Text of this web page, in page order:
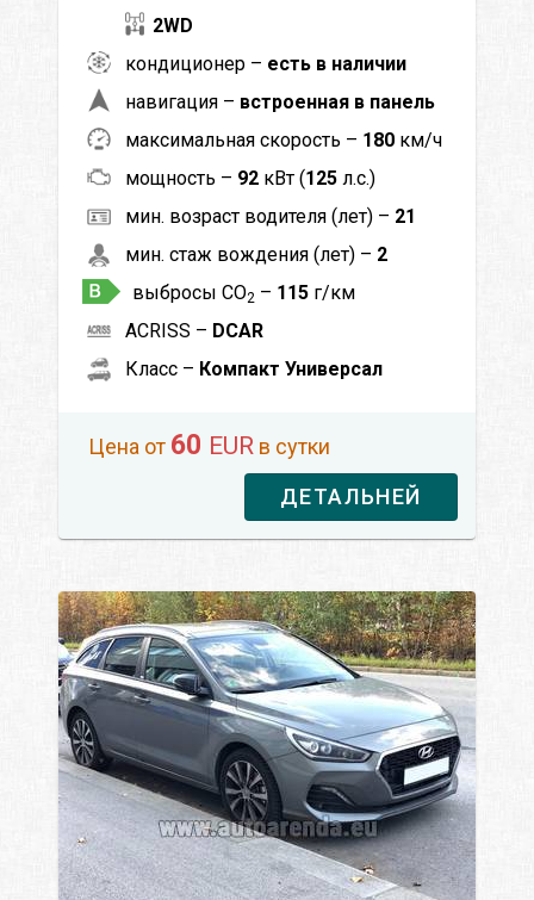
2WD
кондиционер – есть в наличии
навигация – встроенная в панель
максимальная скорость – 180 км/ч
мощность – 92 кВт (125 л.с.)
мин. возраст водителя (лет) – 21
мин. стаж вождения (лет) – 2
выбросы CO2 – 115 г/км
ACRISS – DCAR
Класс – Компакт Универсал
Цена от 60 EUR в сутки
ДЕТАЛЬНЕЙ